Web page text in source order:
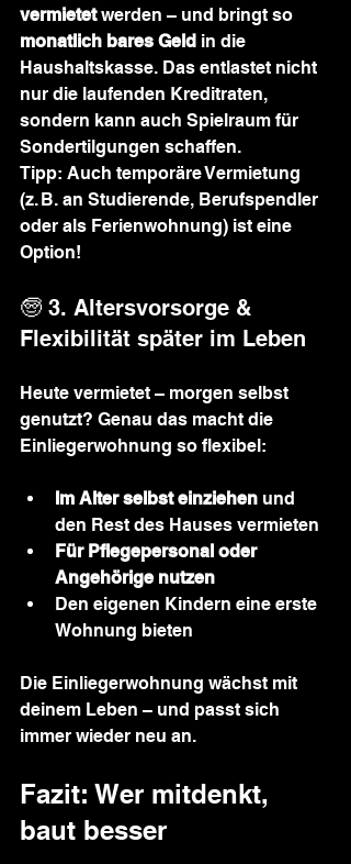
vermietet werden – und bringt so
monatlich bares Geld in die
Haushaltskasse. Das entlastet nicht
nur die laufenden Kreditraten,
sondern kann auch Spielraum für
Sondertilgungen schaffen.
Tipp: Auch temporäre Vermietung
(z. B. an Studierende, Berufspendler
oder als Ferienwohnung) ist eine
Option!
🧓 3. Altersvorsorge &
Flexibilität später im Leben
Heute vermietet – morgen selbst
genutzt? Genau das macht die
Einliegerwohnung so flexibel:
Im Alter selbst einziehen und
den Rest des Hauses vermieten
Für Pflegepersonal oder
Angehörige nutzen
Den eigenen Kindern eine erste
Wohnung bieten
Die Einliegerwohnung wächst mit
deinem Leben – und passt sich
immer wieder neu an.
Fazit: Wer mitdenkt,
baut besser